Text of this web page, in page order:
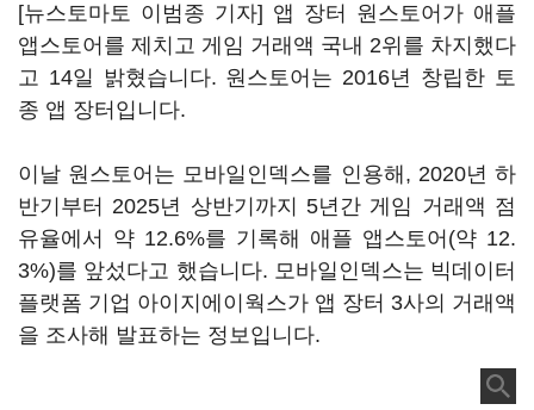
[뉴스토마토 이범종 기자] 앱 장터 원스토어가 애플
앱스토어를 제치고 게임 거래액 국내 2위를 차지했다
고 14일 밝혔습니다. 원스토어는 2016년 창립한 토
종 앱 장터입니다.
이날 원스토어는 모바일인덱스를 인용해, 2020년 하
반기부터 2025년 상반기까지 5년간 게임 거래액 점
유율에서 약 12.6%를 기록해 애플 앱스토어(약 12.
3%)를 앞섰다고 했습니다. 모바일인덱스는 빅데이터
플랫폼 기업 아이지에이웍스가 앱 장터 3사의 거래액
을 조사해 발표하는 정보입니다.